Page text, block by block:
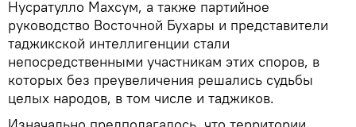
Нусратулло Махсум, а также партийное
руководство Восточной Бухары и представители
таджикской интеллигенции стали
непосредственными участникам этих споров, в
которых без преувеличения решались судьбы
целых народов, в том числе и таджиков.